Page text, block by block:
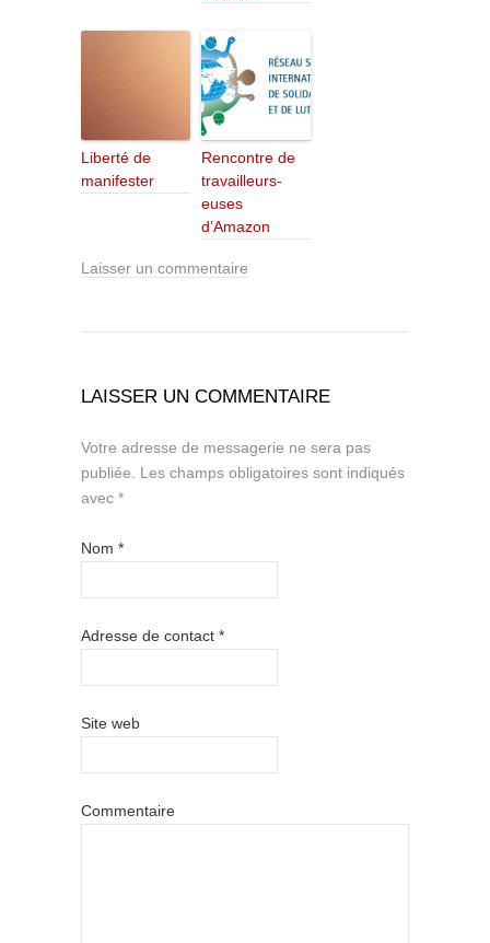
Liberté de
manifester
Rencontre de
travailleurs-
euses
d’Amazon
Laisser un commentaire
LAISSER UN COMMENTAIRE
Votre adresse de messagerie ne sera pas
publiée.
Les champs obligatoires sont indiqués
avec *
Nom *
Adresse de contact *
Site web
Commentaire